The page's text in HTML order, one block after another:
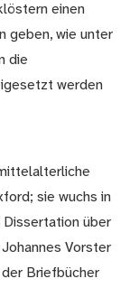
einen
geben, wie unter
die
werden
sie wuchs in
Dissertation über
Vorster
Briefbücher